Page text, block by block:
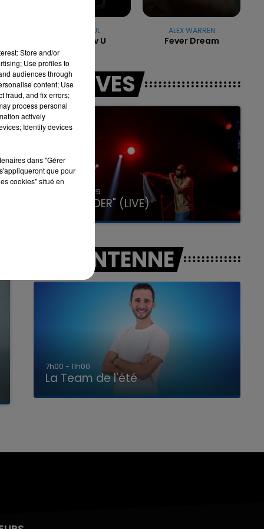
7h00 - 11h00
LA TEAM DE L'ÉTÉ
SEAN PAUL
Got 2 Luv U
ALEX WARREN
Fever Dream
LES LIVES
31 janvier 2025
GIMS "SPIDER" (LIVE)
A L'ANTENNE
7h00 - 11h00
La Team de l'été
Store and/or
Use profiles to
audiences through
content; Use
fraud, and fix errors;
process personal
actively
Identify devices
dans "Gérer
que pour
cookies" situé en